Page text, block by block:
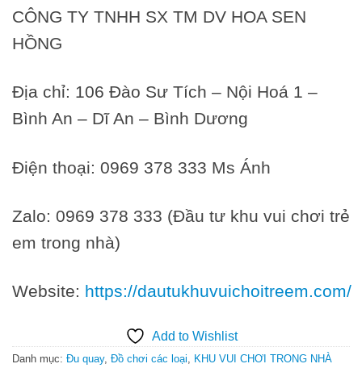
CÔNG TY TNHH SX TM DV HOA SEN
HỒNG
Địa chỉ: 106 Đào Sư Tích – Nội Hoá 1 –
Bình An – Dĩ An – Bình Dương
Điện thoại: 0969 378 333 Ms Ánh
Zalo: 0969 378 333 (Đầu tư khu vui chơi trẻ
em trong nhà)
Website: https://dautukhuvuichoitreem.com/
Add to Wishlist
Danh mục: Đu quay, Đồ chơi các loại KHU VUI CHƠI TRONG NHÀ